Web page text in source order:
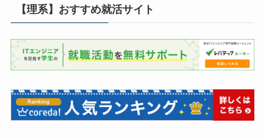
【理系】おすすめ就活サイト